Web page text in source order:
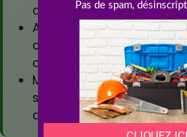
compacte
Alternative au
creusement
coûteux
Modèles
silencieux
disponibles